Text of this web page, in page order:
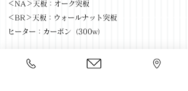
＜NA＞天板：オーク突板
＜BR＞天板：ウォールナット突板
ヒーター：カーボン（300w）
色：NA / BR